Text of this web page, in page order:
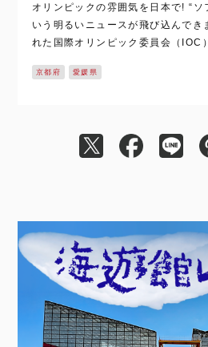
オリンピックの雰囲気を日本で! “ソ
いう明るいニュースが飛び込んで
れた国際オリンピック委員会（IOC
施競技として、野球・ソ…
京都府 愛媛県